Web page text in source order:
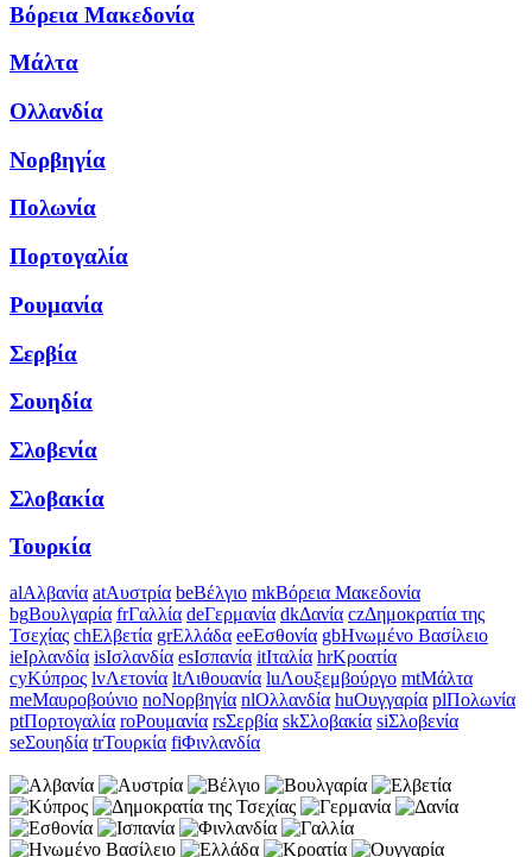
Βόρεια Μακεδονία
Μάλτα
Ολλανδία
Νορβηγία
Πολωνία
Πορτογαλία
Ρουμανία
Σερβία
Σουηδία
Σλοβενία
Σλοβακία
Τουρκία
alΑλβανία atΑυστρία beΒέλγιο mkΒόρεια Μακεδονία
bgΒουλγαρία frΓαλλία deΓερμανία dkΔανία czΔημοκρατία της
Τσεχίας chΕλβετία grΕλλάδα eeΕσθονία gbΗνωμένο Βασίλειο
ieΙρλανδία isΙσλανδία esΙσπανία itΙταλία hrΚροατία
cyΚύπρος lvΛετονία ltΛιθουανία luΛουξεμβούργο mtΜάλτα
meΜαυροβούνιο noΝορβηγία nlΟλλανδία huΟυγγαρία plΠολωνία
ptΠορτογαλία roΡουμανία rsΣερβία skΣλοβακία siΣλοβενία
seΣουηδία trΤουρκία fiΦινλανδία